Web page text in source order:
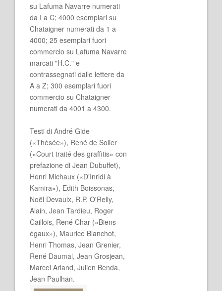
su Lafuma Navarre numerati
da I a C; 4000 esemplari su
Chataigner numerati da 1 a
4000; 25 esemplari fuori
commercio su Lafuma Navarre
marcati "H.C." e
contrassegnati dalle lettere da
A a Z; 300 esemplari fuori
commercio su Chataigner
numerati da 4001 a 4300.
Testi di André Gide
(«Thésée»), René de Solier
(«Court traité des graffitis» con
prefazione di Jean Dubuffet),
Henri Michaux («D'Inridi à
Kamira»), Edith Boissonas,
Noël Devaulx, R.P. O'Relly,
Alain, Jean Tardieu, Roger
Caillois, René Char («Biens
égaux»), Maurice Blanchot,
Henri Thomas, Jean Grenier,
René Daumal, Jean Grosjean,
Marcel Arland, Julien Benda,
Jean Paulhan.